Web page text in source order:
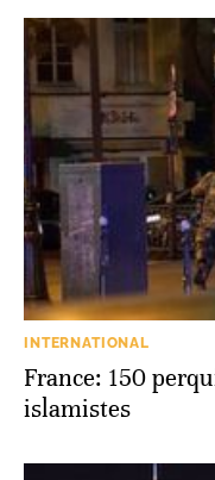
INTERNATIONAL
France: 150
islamistes